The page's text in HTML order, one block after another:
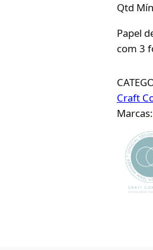
Qtd
Papel
com 3
Craft
Marcas: